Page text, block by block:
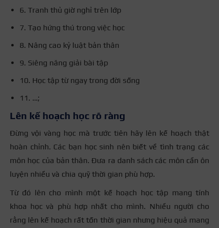
6. Tranh thủ giờ nghỉ trên lớp
7. Tạo hứng thú trong việc học
8. Nâng cao kỷ luật bản thân
9. Siêng năng giải bài tập
10. Học tập từ ngay trong đời sống
11. …;
Lên kế hoạch học rõ ràng
Đừng vội vàng học mà trước tiên hãy lên kế hoạch thật
hoàn chỉnh. Các bạn học sinh nên biết về tình trạng các
môn học của bản thân. Đưa ra danh sách các môn cần ôn
luyện nhiều và chia quỹ thời gian phù hợp.
Từ đó lên cho mình một kế hoạch học tập mang tính
khoa học và phù hợp nhất cho mình. Nhiều người cho
rằng lên kế hoạch rất tốn thời gian nhưng hiệu quả mang